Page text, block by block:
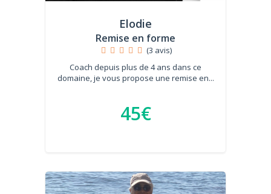
Elodie
Remise en forme
(3 avis)
Coach depuis plus de 4 ans dans ce
domaine, je vous propose une remise en...
45€